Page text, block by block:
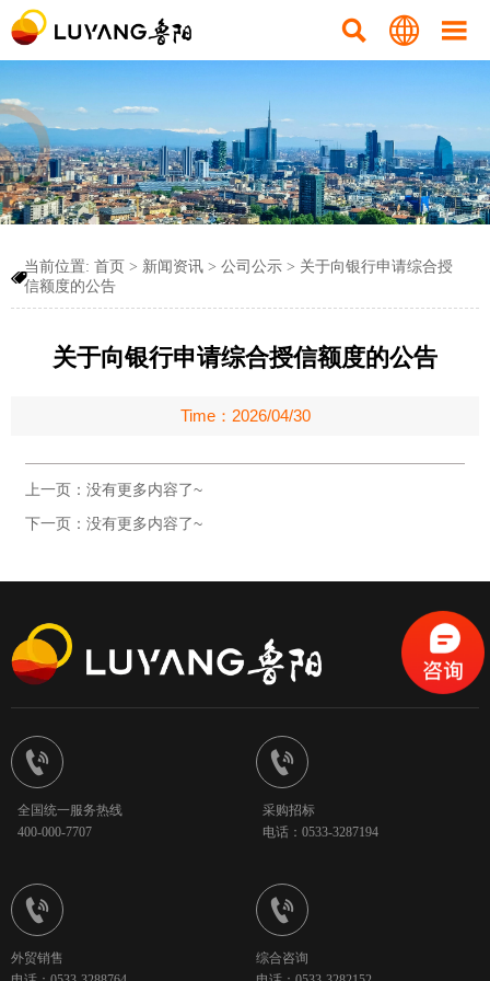
  

当前位置: 首页 > 新闻资讯 > 公司公示 > 关于向银行申请综合授
信额度的公告
关于向银行申请综合授信额度的公告
Time：2026/04/30
上一页：没有更多内容了~
下一页：没有更多内容了~

全国统一服务热线
400-000-7707

采购招标
电话：0533-3287194

外贸销售

综合咨询